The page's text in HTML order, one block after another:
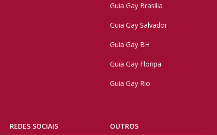
Guia Gay Brasilia
Guia Gay Salvador
Guia Gay BH
Guia Gay Floripa
Guia Gay Rio
REDES SOCIAIS OUTROS